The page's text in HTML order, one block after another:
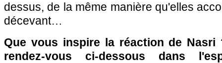
dessus, de la même manière qu'elles
décevant…
Que vous inspire la réaction de Nasri
rendez-vous ci-dessous dans